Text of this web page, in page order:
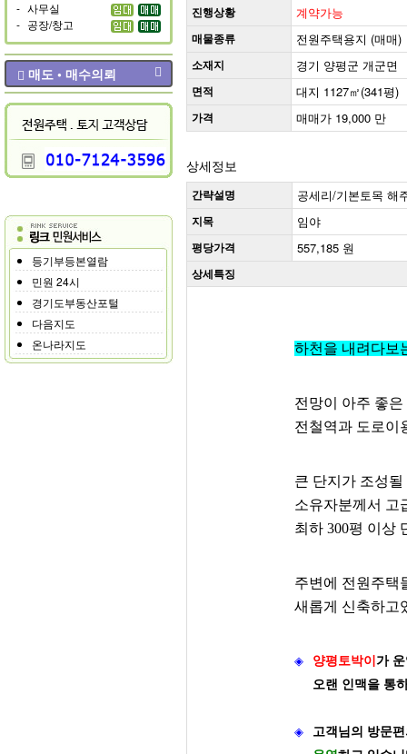
- 사무실
- 공장/창고
매도 • 매수의뢰
등기부등본열람
민원 24시
경기도부동산포털
다음지도
온나라지도
진행상황 계약가능
매물종류 전원주택용지 (매매)
소재지 경기 양평군 개군면
면적 대지 1127㎡(341평)
가격 매매가 19,000 만
상세정보
간략설명 공세리/기본토목 해
지목 임야
평당가격 557,185 원
상세특징
하천을 내려다보
전망이 아주 좋은
전철역과 도로이
큰 단지가 조성될
소유자분께서 고
최하 300평 이상
주변에 전원주택
새롭게 신축하고
◈ 양평토박이 가
오랜 인맥을 통
◈
고객님의 방문